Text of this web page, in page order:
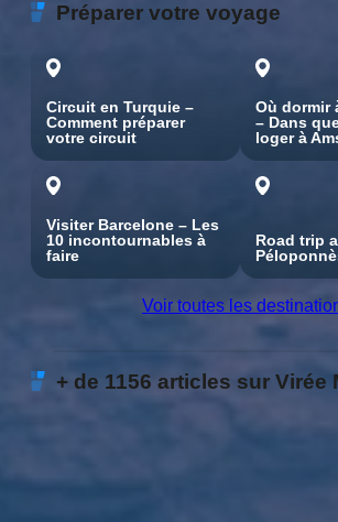
Préparer votre voyage
Circuit en Turquie –
Comment préparer
votre circuit
Où dormir
– Dans
loger à
Visiter Barcelone – Les
10 incontournables à
faire
Road trip
Voir toutes les
+ de 1156 articles sur Virée